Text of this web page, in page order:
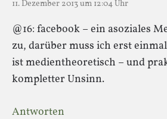
11. Dezember 2013 um 12:04 Uhr
@16: facebook – ein asoziales
zu, darüber muss ich erst
ist medientheoretisch – und
kompletter Unsinn.
Antworten